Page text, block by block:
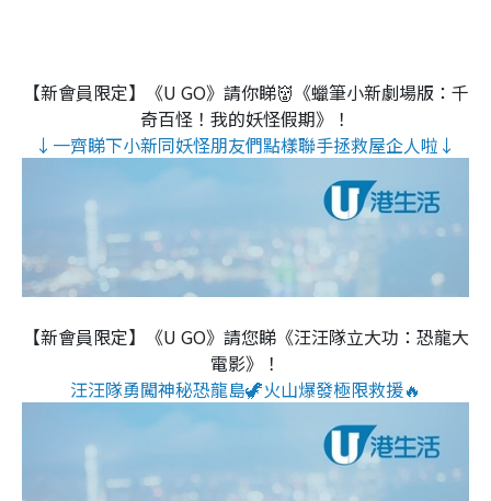
【新會員限定】《U GO》請你睇👹《蠟筆小新劇場版：千
奇百怪！我的妖怪假期》！
↓一齊睇下小新同妖怪朋友們點樣聯手拯救屋企人啦↓
【新會員限定】《U GO》請您睇《汪汪隊立大功：恐龍大
電影》！
汪汪隊勇闖神秘恐龍島🦖火山爆發極限救援🔥